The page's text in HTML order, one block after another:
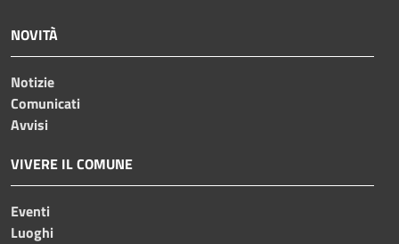
NOVITÀ
Notizie
Comunicati
Avvisi
VIVERE IL COMUNE
Eventi
Luoghi